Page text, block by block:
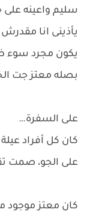
سليم واعينه
يأذينى انا
يكون مجرد سوء
بصله معتز جت
على السفرة…
كان كل أفراد
على الجو، صمت
كان معتز موجود